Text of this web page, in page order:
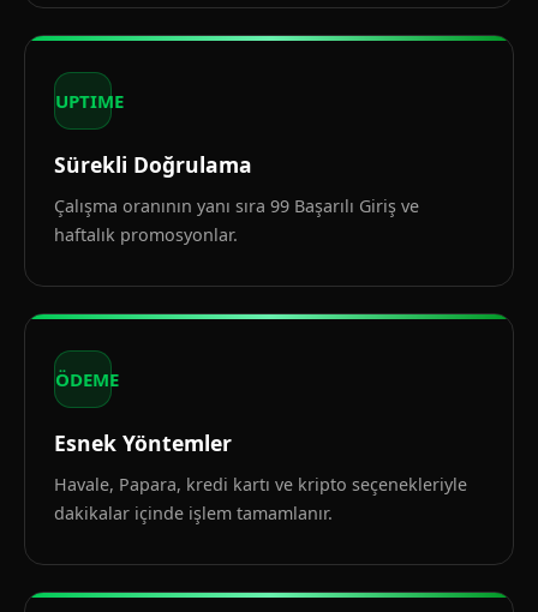
UPTIME
Sürekli Doğrulama
Çalışma oranının yanı sıra 99 Başarılı Giriş ve
haftalık promosyonlar.
ÖDEME
Esnek Yöntemler
Havale, Papara, kredi kartı ve kripto seçenekleriyle
dakikalar içinde işlem tamamlanır.